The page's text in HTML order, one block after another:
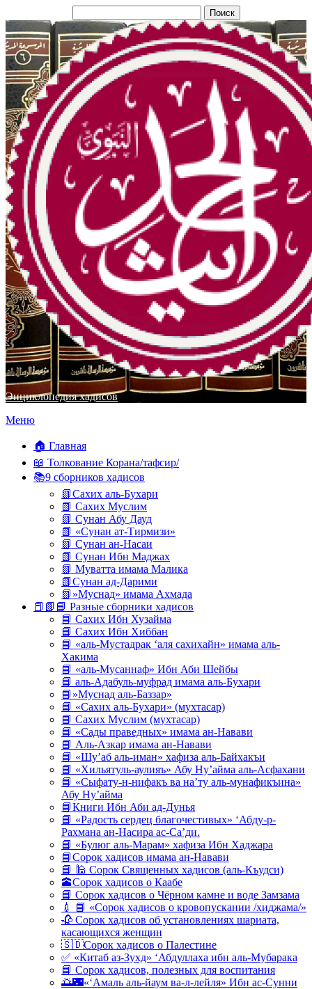
Энциклопедия хадисов
Перейти
содержимому
Меню
🏠 Главная
📖 Толкование Корана/тафсир/
📚9 сборников хадисов
📗Сахих аль-Бухари
📗 Сахих Муслим
📗 Сунан Абу Дауд
📗 «Сунан ат-Тирмизи»
📗 Сунан ан-Насаи
📗 Сунан Ибн Маджах
📗 Муватта имама Малика
📗Сунан ад-Дарими
📗»Муснад» имама Ахмада
📕📗📘 Разные сборники хадисов
📘 Сахих Ибн Хузайма
📘 Сахих Ибн Хиббан
📘 «аль-Мустадрак ‘аля сахихайн» имама аль-
Хакима
📘 «аль-Мусаннаф» Ибн Аби Шейбы
📘 аль-Адабуль-муфрад имама аль-Бухари
📘»Муснад аль-Баззар»
📘 «Сахих аль-Бухари» (мухтасар)
📘 Сахих Муслим (мухтасар)
📘 «Сады праведных» имама ан-Навави
📘 Аль-Азкар имама ан-Навави
📘 «Шу’аб аль-иман» хафиза аль-Байхакъи
📘 «Хильятуль-аулияъ» Абу Ну’айма аль-Асфахани
📘 «Сыфату-н-нифакъ ва на’ту аль-мунафикъина»
Абу Ну’айма
📘Книги Ибн Аби ад-Дунья
📘 «Радость сердец благочестивых» ‘Абду-р-
Рахмана ан-Насира ас-Са’ди.
📘 «Булюг аль-Марам» хафиза Ибн Хаджара
📘Сорок хадисов имама ан-Навави
📘 🕌 Сорок Священных хадисов (аль-Къудси)
🕋Сорок хадисов о Каабе
📘 Сорок хадисов о Чёрном камне и воде Замзама
💉 📘 «Сорок хадисов о кровопускании /хиджама/»
🥀 Сорок хадисов об установлениях шариата,
касающихся женщин
🇸🇩Сорок хадисов о Палестине
✅ «Китаб аз-Зухд» ‘Абдуллаха ибн аль-Мубарака
📘 Сорок хадисов, полезных для воспитания
🌅🌃«‘Амаль аль-йаум ва-л-лейля» Ибн ас-Сунни